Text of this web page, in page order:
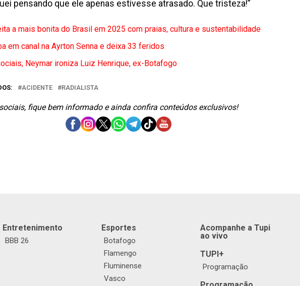
pensando que ele apenas estivesse atrasado. Que tristeza!”
a mais bonita do Brasil em 2025 com praias, cultura e sustentabilidade
em canal na Ayrton Senna e deixa 33 feridos
Neymar ironiza Luiz Henrique, ex-Botafogo
ACIDENTE RADIALISTA
fique bem informado e ainda confira conteúdos exclusivos!
Entretenimento
BBB 26
Esportes
Botafogo
Flamengo
Fluminense
Vasco
Acompanhe a Tupi
ao vivo
TUPI+
Programação